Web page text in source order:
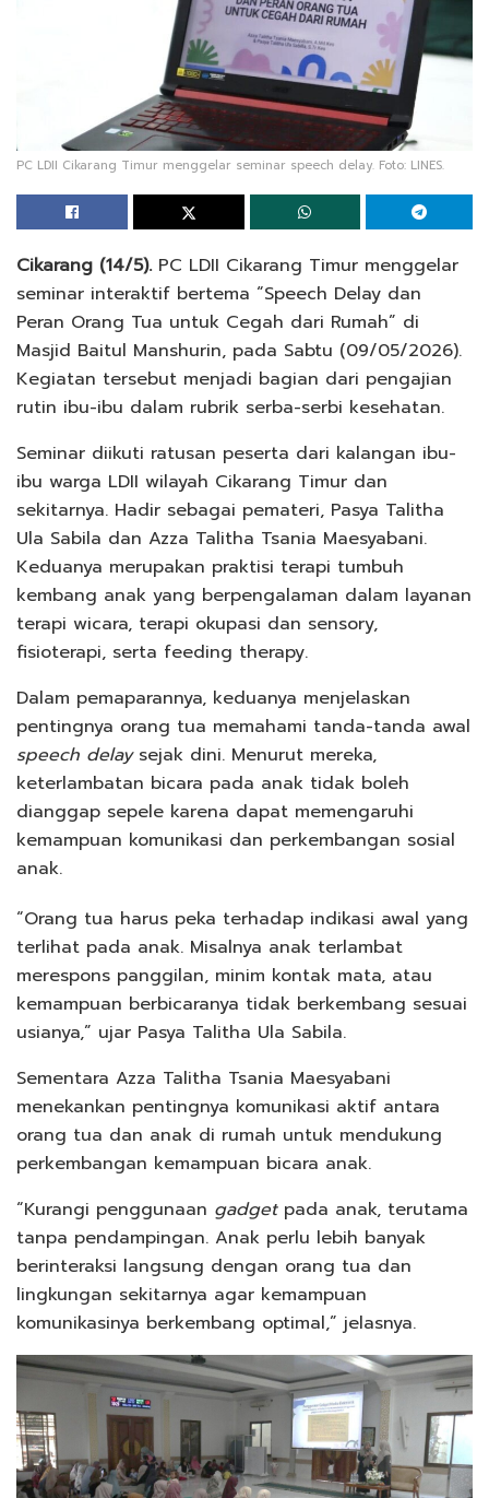
PC LDII Cikarang Timur menggelar seminar speech delay. Foto: LINES.
Cikarang (14/5).PC LDII Cikarang Timur menggelar
seminar interaktif bertema “Speech Delay dan
Peran Orang Tua untuk Cegah dari Rumah” di
Masjid Baitul Manshurin, pada Sabtu (09/05/2026).
Kegiatan tersebut menjadi bagian dari pengajian
rutin ibu-ibu dalam rubrik serba-serbi kesehatan.
Seminar diikuti ratusan peserta dari kalangan ibu-
ibu warga LDII wilayah Cikarang Timur dan
sekitarnya. Hadir sebagai pemateri, Pasya Talitha
Ula Sabila dan Azza Talitha Tsania Maesyabani.
Keduanya merupakan praktisi terapi tumbuh
kembang anak yang berpengalaman dalam layanan
terapi wicara, terapi okupasi dan sensory,
fisioterapi, serta feeding therapy.
Dalam pemaparannya, keduanya menjelaskan
pentingnya orang tua memahami tanda-tanda awal
speech delaysejak dini. Menurut mereka,
keterlambatan bicara pada anak tidak boleh
dianggap sepele karena dapat memengaruhi
kemampuan komunikasi dan perkembangan sosial
anak.
“Orang tua harus peka terhadap indikasi awal yang
terlihat pada anak. Misalnya anak terlambat
merespons panggilan, minim kontak mata, atau
kemampuan berbicaranya tidak berkembang sesuai
usianya,” ujar Pasya Talitha Ula Sabila.
Sementara Azza Talitha Tsania Maesyabani
menekankan pentingnya komunikasi aktif antara
orang tua dan anak di rumah untuk mendukung
perkembangan kemampuan bicara anak.
“Kurangi penggunaan gadgetpada anak, terutama
tanpa pendampingan. Anak perlu lebih banyak
berinteraksi langsung dengan orang tua dan
lingkungan sekitarnya agar kemampuan
komunikasinya berkembang optimal,” jelasnya.